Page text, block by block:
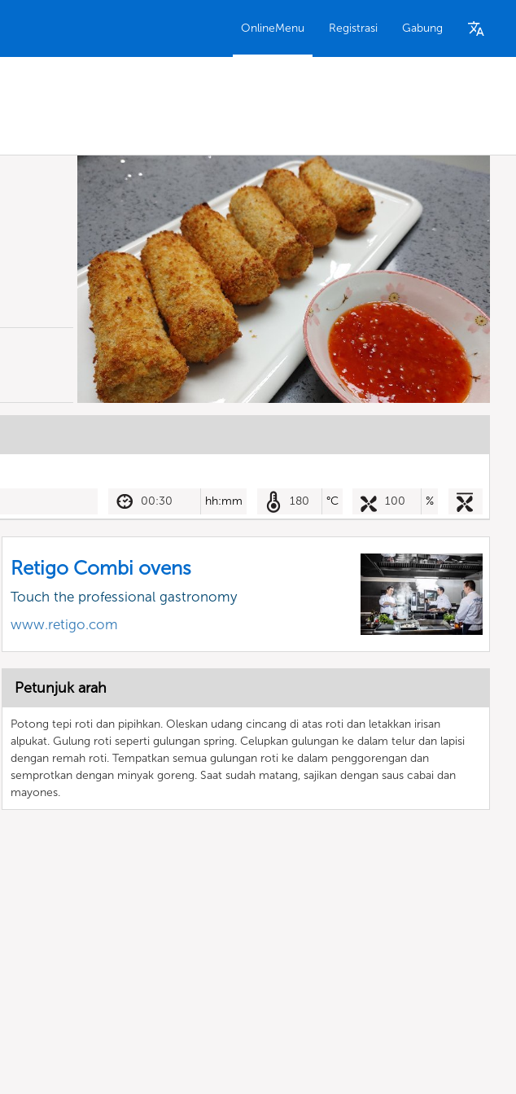
OnlineMenu Registrasi Gabung
00:30 hh:mm 180 °C 100 %
Retigo Combi ovens
Touch the professional gastronomy
www.retigo.com
Petunjuk arah
Potong tepi roti dan pipihkan. Oleskan udang cincang di atas roti dan letakkan irisan
alpukat. Gulung roti seperti gulungan spring. Celupkan gulungan ke dalam telur dan lapisi
dengan remah roti. Tempatkan semua gulungan roti ke dalam penggorengan dan
semprotkan dengan minyak goreng. Saat sudah matang, sajikan dengan saus cabai dan
mayones.